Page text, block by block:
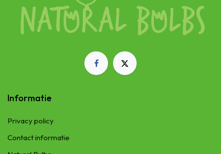
Informatie
Privacy policy
Contact informatie